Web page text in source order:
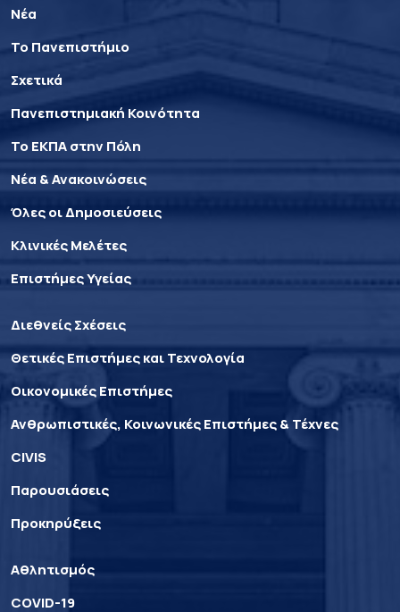
Νέα
Το Πανεπιστήμιο
Σχετικά
Πανεπιστημιακή Κοινότητα
Το ΕΚΠΑ στην Πόλη
Νέα & Ανακοινώσεις
Όλες οι Δημοσιεύσεις
Κλινικές Μελέτες
Επιστήμες Υγείας
Διεθνείς Σχέσεις
Θετικές Επιστήμες και Τεχνολογία
Οικονομικές Επιστήμες
Ανθρωπιστικές, Κοινωνικές Επιστήμες & Τέχνες
CIVIS
Παρουσιάσεις
Προκηρύξεις
Αθλητισμός
COVID-19